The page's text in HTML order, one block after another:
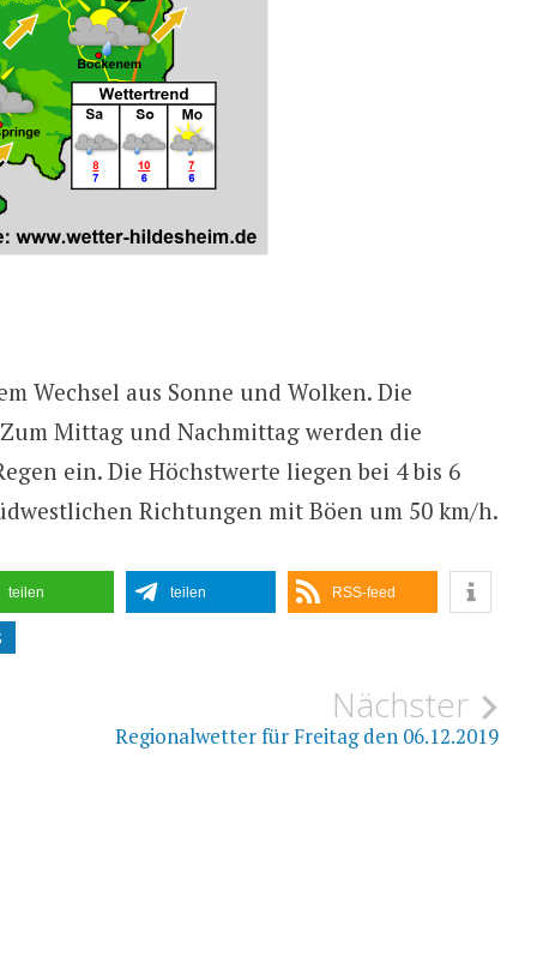
Wechsel aus Sonne und Wolken. Die
Mittag und Nachmittag werden die
ein. Die Höchstwerte liegen bei 4 bis 6
Richtungen mit Böen um 50 km/h.
teilen teilen RSS-feed
Nächster
Regionalwetter für Freitag den 06.12.2019